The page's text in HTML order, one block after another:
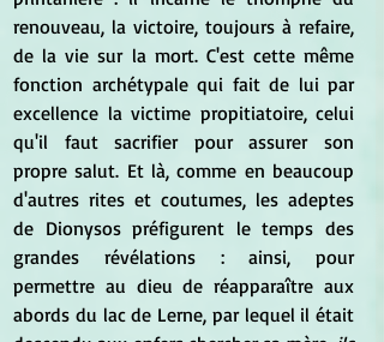
renouveau, la victoire, toujours à refaire,
de la vie sur la mort. C'est cette même
fonction archétypale qui fait de lui par
excellence la victime propitiatoire, celui
qu'il faut sacrifier pour assurer son
propre salut. Et là, comme en beaucoup
d'autres rites et coutumes, les adeptes
de Dionysos préfigurent le temps des
grandes révélations : ainsi, pour
permettre au dieu de réapparaître aux
abords du lac de Lerne, par lequel il était